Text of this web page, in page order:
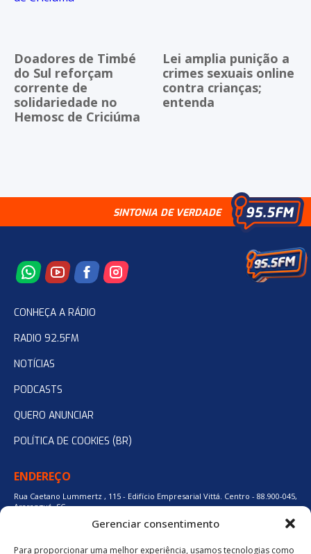
Gerenciar consentimento
Para proporcionar uma melhor experiência, usamos tecnologias como
Doadores de Timbé
do Sul reforçam
corrente de
solidariedade no
Hemosc de Criciúma
Lei amplia punição a
crimes sexuais online
contra crianças;
entenda
SINTONIA DE VERDADE
CONHEÇA A RÁDIO
RADIO 92.5FM
NOTÍCIAS
PODCASTS
QUERO ANUNCIAR
POLÍTICA DE COOKIES (BR)
ENDEREÇO
Rua Caetano Lummertz , 115 - Edifício Empresarial Vittá. Centro - 88.900-045,
Araranguá, SC.